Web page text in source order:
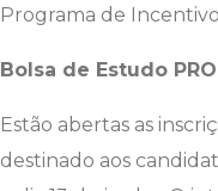
Programa de
Bolsa de Estudo
Estão abertas as
destinado aos